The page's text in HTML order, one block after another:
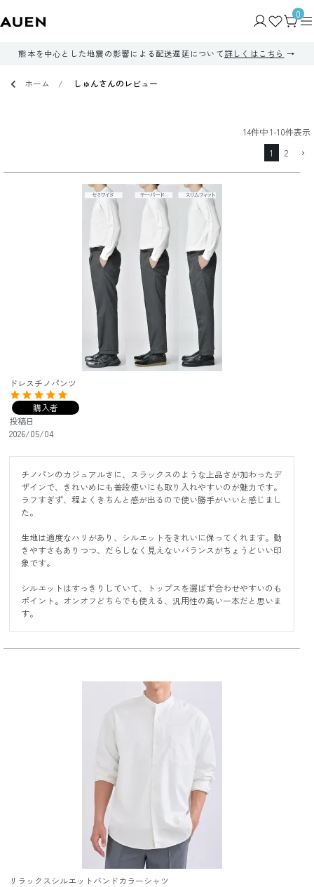
0
熊本を中心とした地震の影響による配送遅延について詳しくはこちら
ホーム しゅんさんのレビュー
14件中1-10件表示
1
2
ドレスチノパンツ
購入者
投稿日
2026/05/04
チノパンのカジュアルさに、スラックスのような上品さが加わったデ
ザインで、きれいめにも普段使いにも取り入れやすいのが魅力です。
ラフすぎず、程よくきちんと感が出るので使い勝手がいいと感じまし
た。
生地は適度なハリがあり、シルエットをきれいに保ってくれます。動
きやすさもありつつ、だらしなく見えないバランスがちょうどいい印
象です。
シルエットはすっきりしていて、トップスを選ばず合わせやすいのも
ポイント。オンオフどちらでも使える、汎用性の高い一本だと思いま
す。
リラックスシルエットバンドカラーシャツ